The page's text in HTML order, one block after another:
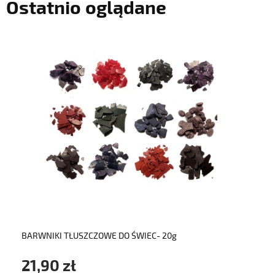
Ostatnio oglądane
BARWNIKI TŁUSZCZOWE DO ŚWIEC- 20g
21,90 zł
do koszyka